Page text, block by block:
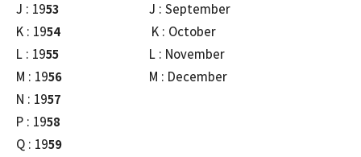
J : 1953 J : September
K : 1954 K : October
L : 1955 L : November
M : 1956 M : December
N : 1957
P : 1958
Q : 1959